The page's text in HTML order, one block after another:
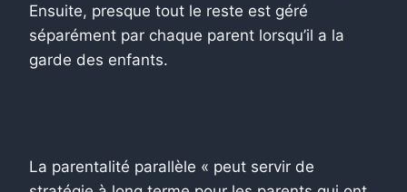
Ensuite, presque tout le reste est géré
séparément par chaque parent lorsqu’il a la
garde des enfants.
La parentalité parallèle « peut servir de